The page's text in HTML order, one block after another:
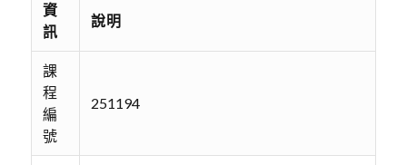
資
訊
說明
課
程
編
號
251194